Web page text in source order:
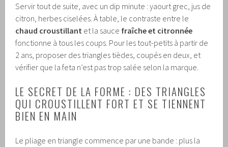
Servir tout de suite, avec un dip minute : yaourt grec, jus de
citron, herbes ciselées. À table, le contraste entre le
chaud croustillant et la sauce fraîche et citronnée
fonctionne à tous les coups. Pour les tout-petits à partir de
2 ans, proposer des triangles tièdes, coupés en deux, et
vérifier que la feta n’est pas trop salée selon la marque.
LE SECRET DE LA FORME : DES TRIANGLES
QUI CROUSTILLENT FORT ET SE TIENNENT
BIEN EN MAIN
Le pliage en triangle commence par une bande : plus la